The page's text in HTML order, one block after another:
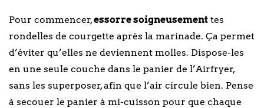
Pour commencer,essorre soigneusement tes
rondelles de courgette après la marinade. Ça permet
d’éviter qu’elles ne deviennent molles. Dispose-les
en une seule couche dans le panier de l’Airfryer,
sans les superposer, afin que l’air circule bien. Pense
à secouer le panier à mi-cuisson pour que chaque